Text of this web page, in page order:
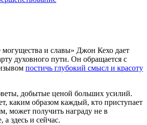
и славы» Джон Кехо дает
духовного пути. Он обращается с
постичь глубокий смысл и красоту
добытые ценой больших усилий.
каким образом каждый, кто приступает
может получить награду не в
здесь и сейчас.